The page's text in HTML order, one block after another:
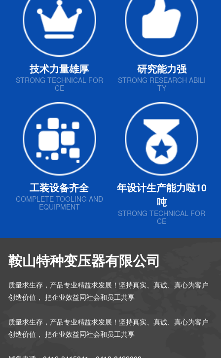
技术力量雄厚
STRONG TECHNICAL FOR
CE
研究能力强
STRONG RESEARCH ABILI
TY
工装设备齐全
COMPLETE TOOLING AND
EQUIPMENT
年设计生产能力哒10
吨
STRONG TECHNICAL FOR
CE
鞍山特种变压器有限公司
质量求生存，产品专业精益求发展！坚持真实、真诚、真心为客户
创造价值， 把企业效益同社会和员工共享
质量求生存，产品专业精益求发展！坚持真实、真诚、真心为客户
创造价值， 把企业效益同社会和员工共享